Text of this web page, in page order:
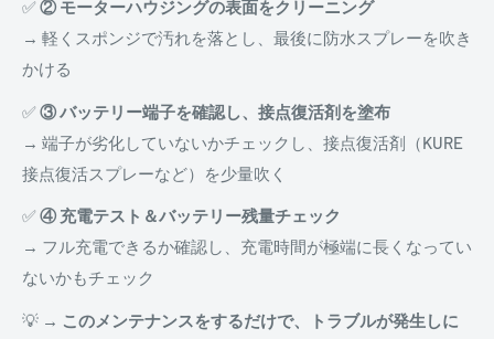
✅② モーターハウジングの表面をクリーニング
→ 軽くスポンジで汚れを落とし、最後に防水スプレーを吹き
かける
✅③ バッテリー端子を確認し、接点復活剤を塗布
→ 端子が劣化していないかチェックし、接点復活剤（KURE
接点復活スプレーなど）を少量吹く
✅④ 充電テスト＆バッテリー残量チェック
→ フル充電できるか確認し、充電時間が極端に長くなってい
ないかもチェック
💡 → このメンテナンスをするだけで、トラブルが発生しに